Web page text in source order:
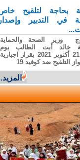
بحاجة لتلقيح خاص
في التدبير وإصدار
وزير الصحة والحماية
خالد أبت الطالب يوم
الخميس 21 أكتوبر 2021 بقرار اجبارية
التلقيح ضد كوفيد 19
المزيد...